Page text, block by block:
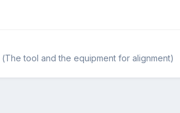
tool and the equipment for alignment)